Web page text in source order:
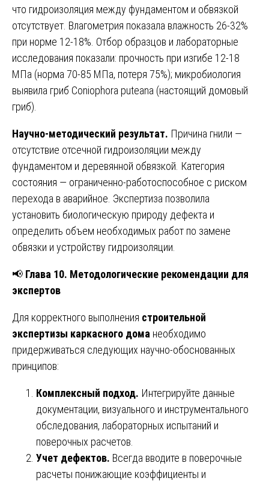
что гидроизоляция между фундаментом и обвязкой
отсутствует. Влагометрия показала влажность 26-32%
при норме 12-18%. Отбор образцов и лабораторные
исследования показали: прочность при изгибе 12-18
МПа (норма 70-85 МПа, потеря 75%); микробиология
выявила гриб Coniophora puteana (настоящий домовый
гриб).
Научно-методический результат. Причина гнили —
отсутствие отсечной гидроизоляции между
фундаментом и деревянной обвязкой. Категория
состояния — ограниченно-работоспособное с риском
перехода в аварийное. Экспертиза позволила
установить биологическую природу дефекта и
определить объем необходимых работ по замене
обвязки и устройству гидроизоляции.
📢 Глава 10. Методологические рекомендации для
экспертов
Для корректного выполнения строительной
экспертизы каркасного дома необходимо
придерживаться следующих научно-обоснованных
принципов:
Комплексный подход. Интегрируйте данные
документации, визуального и инструментального
обследования, лабораторных испытаний и
поверочных расчетов.
Учет дефектов. Всегда вводите в поверочные
расчеты понижающие коэффициенты и